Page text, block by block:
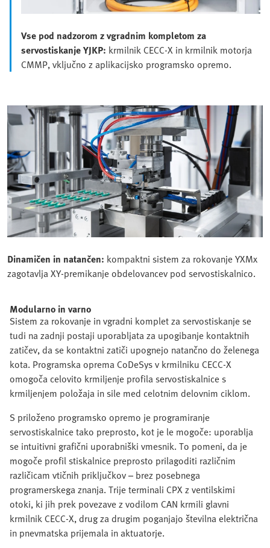
Vse pod nadzorom z vgradnim kompletom za
servostiskanje YJKP: krmilnik CECC-X in krmilnik motorja
CMMP, vključno z aplikacijsko programsko opremo.
Dinamičen in natančen: kompaktni sistem za rokovanje YXMx
zagotavlja XY-premikanje obdelovancev pod servostiskalnico.
Modularno in varno
Sistem za rokovanje in vgradni komplet za servostiskanje se
tudi na zadnji postaji uporabljata za upogibanje kontaktnih
zatičev, da se kontaktni zatiči upognejo natančno do želenega
kota. Programska oprema CoDeSys v krmilniku CECC-X
omogoča celovito krmiljenje profila servostiskalnice s
krmiljenjem položaja in sile med celotnim delovnim ciklom.
S priloženo programsko opremo je programiranje
servostiskalnice tako preprosto, kot je le mogoče: uporablja
se intuitivni grafični uporabniški vmesnik. To pomeni, da je
mogoče profil stiskalnice preprosto prilagoditi različnim
različicam vtičnih priključkov – brez posebnega
programerskega znanja. Trije terminali CPX z ventilskimi
otoki, ki jih prek povezave z vodilom CAN krmili glavni
krmilnik CECC-X, drug za drugim poganjajo številna električna
in pnevmatska prijemala in aktuatorje.